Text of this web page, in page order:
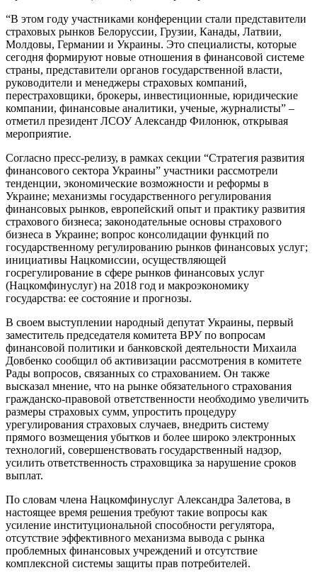
“В этом году участниками конференции стали представители
страховых рынков Белоруссии, Грузии, Канады, Латвии,
Молдовы, Германии и Украины. Это специалисты, которые
сегодня формируют новые отношения в финансовой системе
страны, представители органов государственной власти,
руководители и менеджеры страховых компаний,
перестраховщики, брокеры, инвестиционные, юридические
компании, финансовые аналитики, ученые, журналисты” –
отметил президент ЛСОУ Александр Филонюк, открывая
мероприятие.
Согласно пресс-релизу, в рамках секции “Стратегия развития
финансового сектора Украины” участники рассмотрели
тенденции, экономические возможности и реформы в
Украине; механизмы государственного регулирования
финансовых рынков, европейский опыт и практику развития
страхового бизнеса; законодательные основы страхового
бизнеса в Украине; вопрос консолидации функций по
государственному регулированию рынков финансовых услуг;
инициативы Нацкомиссии, осуществляющей
госрегулирование в сфере рынков финансовых услуг
(Нацкомфинуслуг) на 2018 год и макроэкономику
государства: ее состояние и прогнозы.
В своем выступлении народный депутат Украины, первый
заместитель председателя комитета ВРУ по вопросам
финансовой политики и банковской деятельности Михаила
Довбенко сообщил об активизации рассмотрения в комитете
Рады вопросов, связанных со страхованием. Он также
высказал мнение, что на рынке обязательного страхования
гражданско-правовой ответственности необходимо увеличить
размеры страховых сумм, упростить процедуру
урегулирования страховых случаев, внедрить систему
прямого возмещения убытков и более широко электронных
технологий, совершенствовать государственный надзор,
усилить ответственность страховщика за нарушение сроков
выплат.
По словам члена Нацкомфинуслуг Александра Залетова, в
настоящее время решения требуют такие вопросы как
усиление институциональной способности регулятора,
отсутствие эффективного механизма вывода с рынка
проблемных финансовых учреждений и отсутствие
комплексной системы защиты прав потребителей.